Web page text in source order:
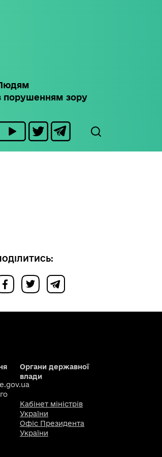
порушенням зору
Органи державної
влади
Кабінет міністрів
України
Офіс Президента
України